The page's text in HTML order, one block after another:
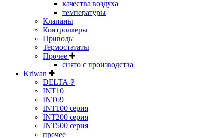
качества воздуха
температуры
Клапаны
Контроллеры
Приводы
Термостататы
Прочее
снято с производства
Kriwan
DELTA-P
INT10
INT69
INT100 серия
INT200 серия
INT500 серия
прочее